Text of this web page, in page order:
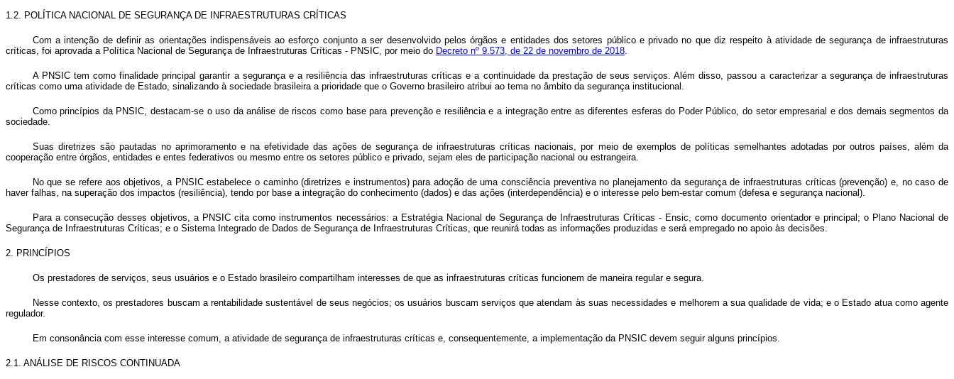
1.2. POLÍTICA NACIONAL DE SEGURANÇA DE INFRAESTRUTURAS CRÍTICAS
Com a intenção de definir as orientações indispensáveis ao esforço conjunto a ser desenvolvido pelos órgãos e entidades dos setores público e privado no que diz respeito à atividade de segurança de infraestruturas
críticas, foi aprovada a Política Nacional de Segurança de Infraestruturas Críticas - PNSIC, por meio do Decreto nº 9.573, de 22 de novembro de 2018.
A PNSIC tem como finalidade principal garantir a segurança e a resiliência das infraestruturas críticas e a continuidade da prestação de seus serviços. Além disso, passou a caracterizar a segurança de infraestruturas
críticas como uma atividade de Estado, sinalizando à sociedade brasileira a prioridade que o Governo brasileiro atribui ao tema no âmbito da segurança institucional.
Como princípios da PNSIC, destacam-se o uso da análise de riscos como base para prevenção e resiliência e a integração entre as diferentes esferas do Poder Público, do setor empresarial e dos demais segmentos da
sociedade.
Suas diretrizes são pautadas no aprimoramento e na efetividade das ações de segurança de infraestruturas críticas nacionais, por meio de exemplos de políticas semelhantes adotadas por outros países, além da
cooperação entre órgãos, entidades e entes federativos ou mesmo entre os setores público e privado, sejam eles de participação nacional ou estrangeira.
No que se refere aos objetivos, a PNSIC estabelece o caminho (diretrizes e instrumentos) para adoção de uma consciência preventiva no planejamento da segurança de infraestruturas críticas (prevenção) e, no caso de
haver falhas, na superação dos impactos (resiliência), tendo por base a integração do conhecimento (dados) e das ações (interdependência) e o interesse pelo bem-estar comum (defesa e segurança nacional).
Para a consecução desses objetivos, a PNSIC cita como instrumentos necessários: a Estratégia Nacional de Segurança de Infraestruturas Críticas - Ensic, como documento orientador e principal; o Plano Nacional de
Segurança de Infraestruturas Críticas; e o Sistema Integrado de Dados de Segurança de Infraestruturas Críticas, que reunirá todas as informações produzidas e será empregado no apoio às decisões.
2. PRINCÍPIOS
Os prestadores de serviços, seus usuários e o Estado brasileiro compartilham interesses de que as infraestruturas críticas funcionem de maneira regular e segura.
Nesse contexto, os prestadores buscam a rentabilidade sustentável de seus negócios; os usuários buscam serviços que atendam às suas necessidades e melhorem a sua qualidade de vida; e o Estado atua como agente
regulador.
Em consonância com esse interesse comum, a atividade de segurança de infraestruturas críticas e, consequentemente, a implementação da PNSIC devem seguir alguns princípios.
2.1. ANÁLISE DE RISCOS CONTINUADA